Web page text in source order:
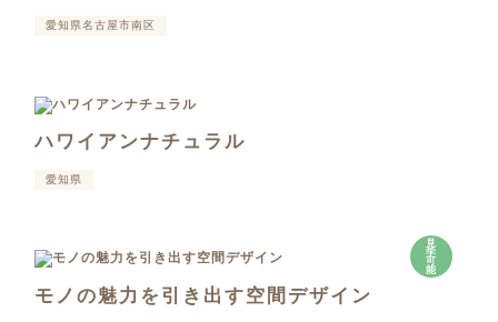
愛知県名古屋市南区
ハワイアンナチュラル
愛知県
見
学
可
能
モノの魅力を引き出す空間デザイン